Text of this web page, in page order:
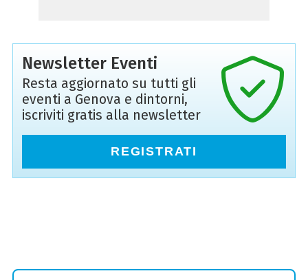
Newsletter Eventi
Resta aggiornato su tutti gli
eventi a Genova e dintorni,
iscriviti gratis alla newsletter
REGISTRATI